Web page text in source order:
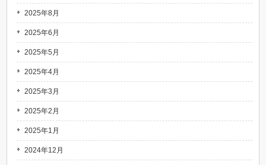
2025年8月
2025年6月
2025年5月
2025年4月
2025年3月
2025年2月
2025年1月
2024年12月